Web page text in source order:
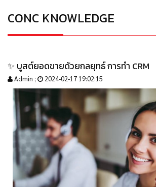
CONC KNOWLEDGE
✨ บูสต์ยอดขายด้วยกลยุทธ์ การทำ CRM
Admin ; 2024-02-17 19:02:15